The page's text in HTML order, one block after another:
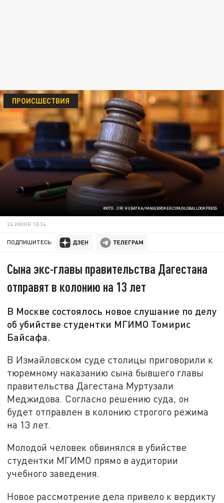
ФОТО: JIRI HUBATKA/IMAGEBROKER.COM/GLOBALLOOKPRESS
ПРОИСШЕСТВИЯ
24 ИЮНЯ 18:34
ПОДПИШИТЕСЬ:
Сына экс-главы правительства Дагестана
отправят в колонию на 13 лет
В Москве состоялось новое слушание по делу
об убийстве студентки МГИМО Томирис
Байсафа.
В Измайловском суде столицы приговорили к
тюремному наказанию сына бывшего главы
правительства Дагестана Муртузали
Меджидова. Согласно решению суда, он
будет отправлен в колонию строгого режима
на 13 лет.
Молодой человек обвинялся в убийстве
студентки МГИМО прямо в аудитории
учебного заведения.
Новое рассмотрение дела привело к вердикту